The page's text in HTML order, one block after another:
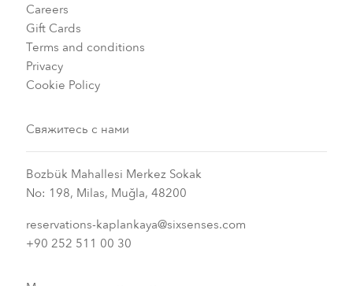
Careers
Gift Cards
Terms and conditions
Privacy
Cookie Policy
Свяжитесь с нами
Bozbük Mahallesi Merkez Sokak
No: 198, Milas, Muğla, 48200
reservations-kaplankaya@sixsenses.com
+90 252 511 00 30